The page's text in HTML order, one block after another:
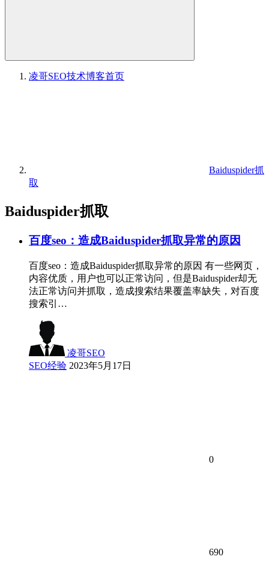
凌哥SEO技术博客首页
Baiduspider抓
取
Baiduspider抓取
百度seo：造成Baiduspider抓取异常的原因
百度seo：造成Baiduspider抓取异常的原因 有一些网页，
内容优质，用户也可以正常访问，但是Baiduspider却无
法正常访问并抓取，造成搜索结果覆盖率缺失，对百度
搜索引…
凌哥SEO
SEO经验 2023年5月17日
0
690